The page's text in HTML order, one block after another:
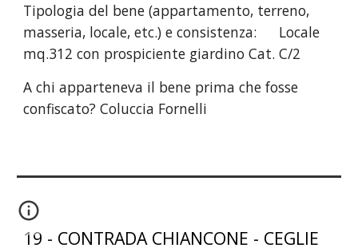
Tipologia del bene (appartamento, terreno,
masseria, locale, etc.) e consistenza:
Locale
mq.312 con prospiciente giardino Cat. C/2
A chi apparteneva il bene prima che fosse
confiscato?Coluccia Fornelli
19 - CONTRADA CHIANCONE - CEGLIE